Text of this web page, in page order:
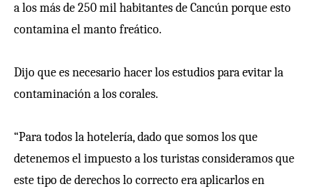
a los más de 250 mil habitantes de Cancún porque esto
contamina el manto freático.
Dijo que es necesario hacer los estudios para evitar la
contaminación a los corales.
“Para todos la hotelería, dado que somos los que
detenemos el impuesto a los turistas consideramos que
este tipo de derechos lo correcto era aplicarlos en